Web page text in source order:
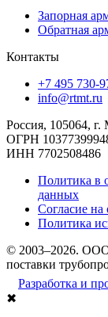
Запорная
Обратная
Контакты
+7 495 730-
info@rtmt.ru
Россия, 105064, г.
ОГРН
ИНН 7702508486
Политика в
данных
Согласие
Политика
© 2003–2026.
поставки
Разработка и
✖